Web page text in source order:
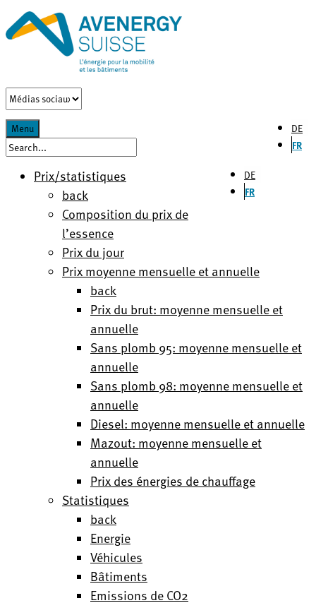
DE
FR
Menu
DE
FR
Prix/statistiques
back
Composition du prix de
l’essence
Prix du jour
Prix moyenne mensuelle et annuelle
back
Prix du brut: moyenne mensuelle et
annuelle
Sans plomb 95: moyenne mensuelle et
annuelle
Sans plomb 98: moyenne mensuelle et
annuelle
Diesel: moyenne mensuelle et annuelle
Mazout: moyenne mensuelle et
annuelle
Prix des énergies de chauffage
Statistiques
back
Energie
Véhicules
Bâtiments
Emissions de CO2